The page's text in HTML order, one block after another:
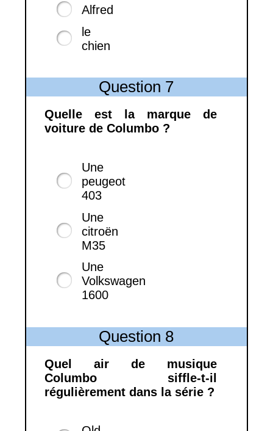
Alfred
le
chien
Question 7
Quelle est la marque de
voiture de Columbo ?
Une
peugeot
403
Une
citroën
M35
Une
Volkswagen
1600
Question 8
Quel air de musique
Columbo siffle-t-il
régulièrement dans la série ?